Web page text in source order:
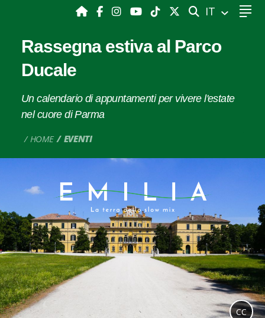
CERCA
IT
Rassegna estiva al Parco
Ducale
Un calendario di appuntamenti per vivere l'estate
nel cuore di Parma
HOME EVENTI
CC